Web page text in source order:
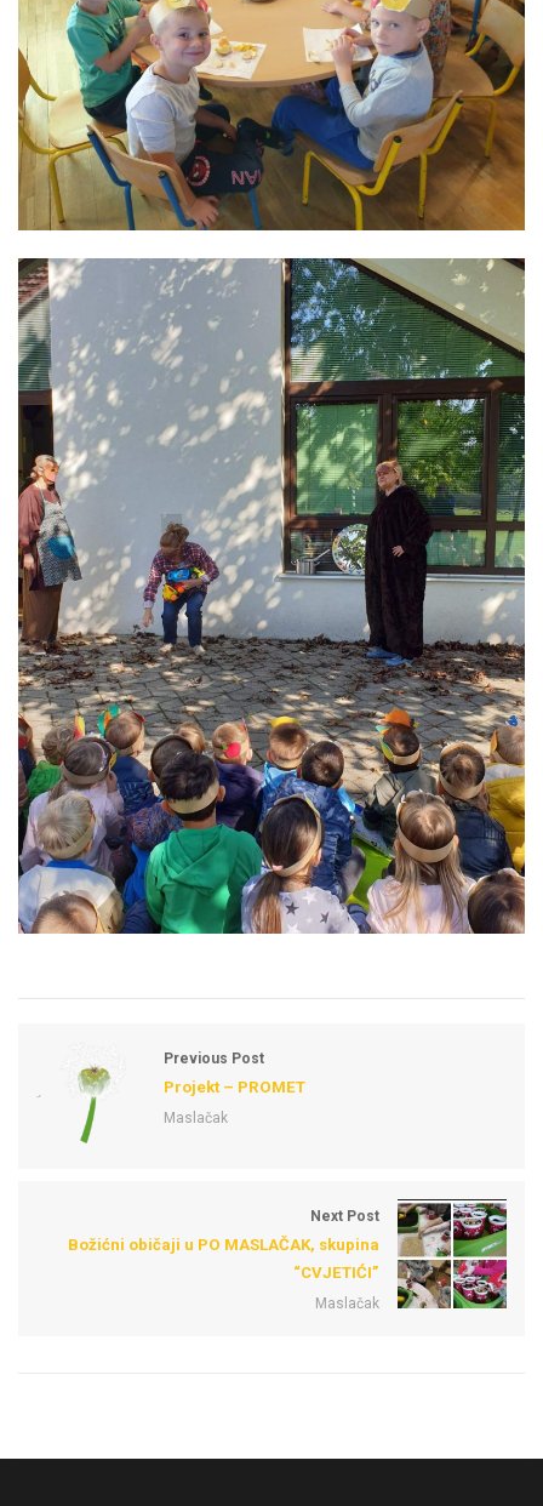
Previous Post
Projekt – PROMET
Maslačak
Next Post
Božićni običaji u PO MASLAČAK, skupina
“CVJETIĆI”
Maslačak